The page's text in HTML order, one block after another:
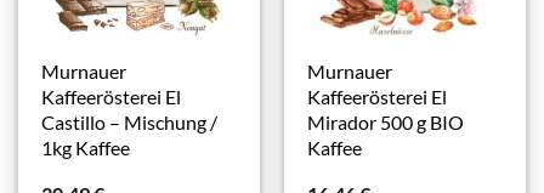
Murnauer
Kaffeerösterei El
Castillo – Mischung /
1kg Kaffee
Murnauer
Kaffeerösterei El
Mirador 500 g BIO
Kaffee